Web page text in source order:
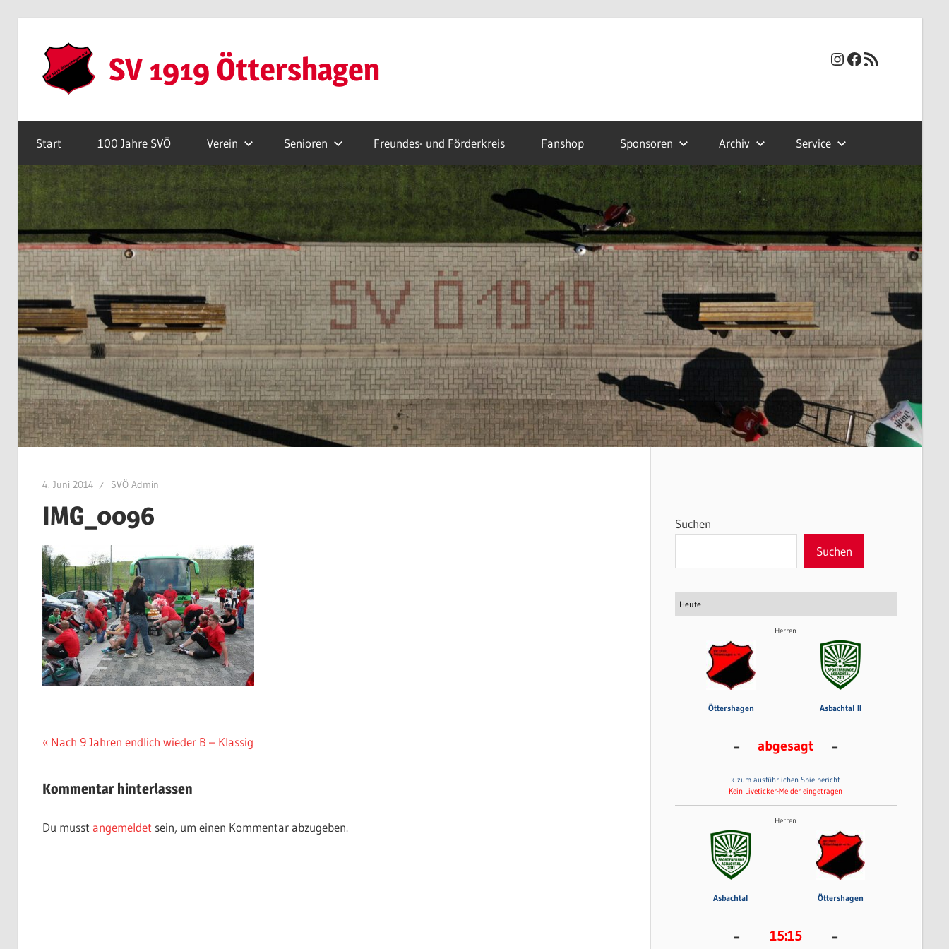
Inhalt
springen
SV 1919 Öttershagen Instagram
Facebook
RSS-Feed
Start 100 Jahre SVÖ Verein Senioren Freundes- und Förderkreis Fanshop Sponsoren Archiv Service
4. Juni 2014 SVÖ Admin
IMG_0096
Beitragsnavigation
Vorheriger
Nach 9 Jahren endlich wieder B – Klassig
Kommentar hinterlassen
Du musst angemeldet sein, um einen Kommentar abzugeben.
Suchen
Suchen
Heute
Herren
Öttershagen Asbachtal II
- abgesagt -
» zum ausführlichen Spielbericht
Kein Liveticker-Melder eingetragen
Herren
Asbachtal Öttershagen
- 15:15 -